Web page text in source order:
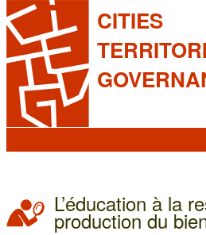
CITIES
L’éducation à la
production du